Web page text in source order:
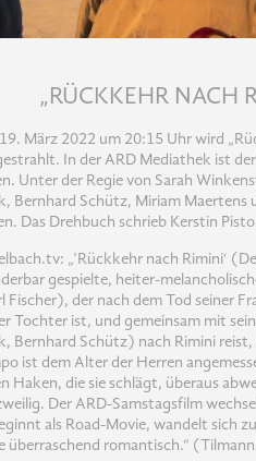
„RÜCKKEHR NACH
März 2022 um 20:15 Uhr wird
In der ARD Mediathek ist
Unter der Regie von Sarah
Bernhard Schütz, Miriam Maertens
Das Drehbuch schrieb Kerstin
„’Rückkehr nach Rimini‘
gespielte, heiter-
Fischer), der nach dem Tod seiner
Tochter ist, und gemeinsam mit
Bernhard Schütz) nach Rimini reist,
ist dem Alter der Herren
Haken, die sie schlägt, überaus
Der ARD-Samstagsfilm
als Road-Movie, wandelt sich
überraschend romantisch.“